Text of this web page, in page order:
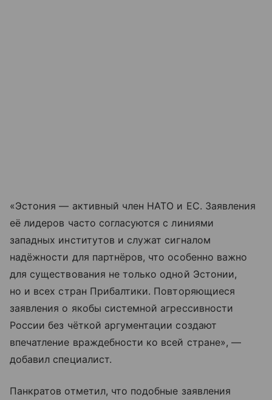
«Эстония — активный член НАТО и ЕС. Заявления
её лидеров часто согласуются с линиями
западных институтов и служат сигналом
надёжности для партнёров, что особенно важно
для существования не только одной Эстонии,
но и всех стран Прибалтики. Повторяющиеся
заявления о якобы системной агрессивности
России без чёткой аргументации создают
впечатление враждебности ко всей стране», —
добавил специалист.
Панкратов отметил, что подобные заявления